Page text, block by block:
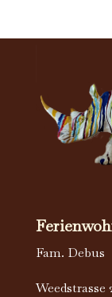
Fam. Debus
Weedstrasse